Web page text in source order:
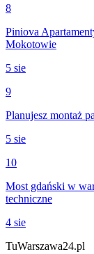
8
Piniova
Mokotowie
5 sie
9
Planujesz montaż
5 sie
10
Most gdański w
techniczne
4 sie
TuWarszawa24.pl